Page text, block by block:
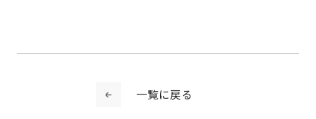
一覧に戻る